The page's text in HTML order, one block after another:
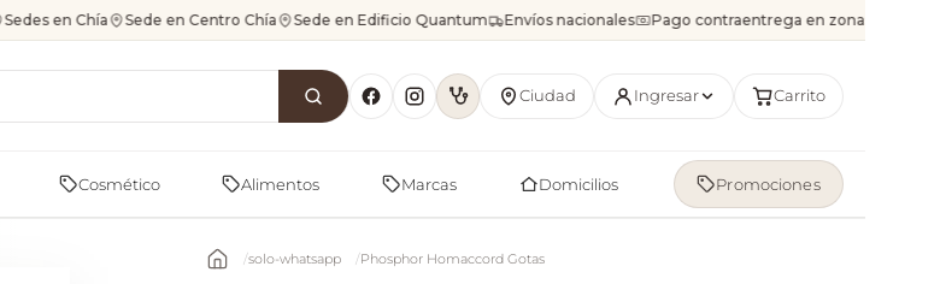
Sedes en Chía Sede en Centro Chía Sede en Edificio Quantum Envíos nacionales Pago contraentrega en zonas
Ciudad Ingresar Carrito
Cosmético Alimentos Marcas Domicilios Promociones
solo-whatsapp Phosphor Homaccord Gotas